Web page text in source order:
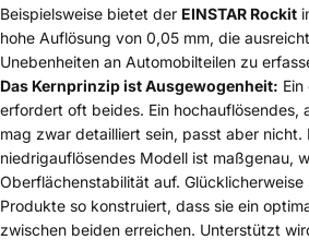
Beispielsweise bietet der EINSTAR Rockit
hohe Auflösung von 0,05 mm, die
Unebenheiten an Automobilteilen zu
Das Kernprinzip ist Ausgewogenheit:
erfordert oft beides. Ein hochauflösendes,
mag zwar detailliert sein, passt aber nicht.
niedrigauflösendes Modell ist maßgenau,
Oberflächenstabilität auf. Glücklicherweise
Produkte so konstruiert, dass sie ein
zwischen beiden erreichen. Unterstützt